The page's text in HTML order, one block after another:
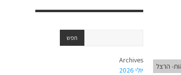
הרצל
Archives
יולי 2026